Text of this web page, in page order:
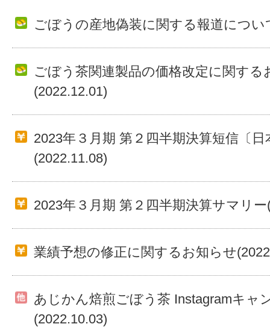
ごぼうの産地偽装に関する報道につい
ごぼう茶関連製品の価格改定に関する
(2022.12.01)
2023年３月期 第２四半期決算短信〔日
(2022.11.08)
2023年３月期 第２四半期決算サマリー
業績予想の修正に関するお知らせ
あじかん焙煎ごぼう茶 Instagramキャ
(2022.10.03)